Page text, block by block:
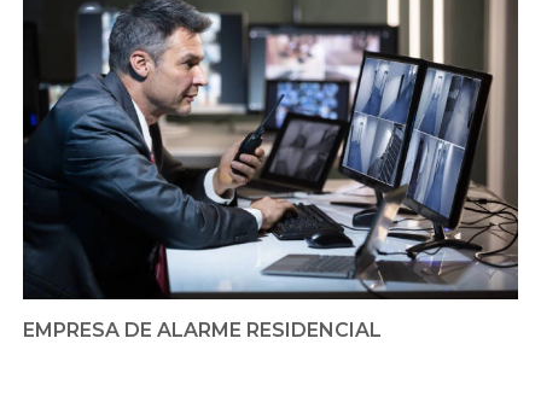
EMPRESA DE ALARME RESIDENCIAL